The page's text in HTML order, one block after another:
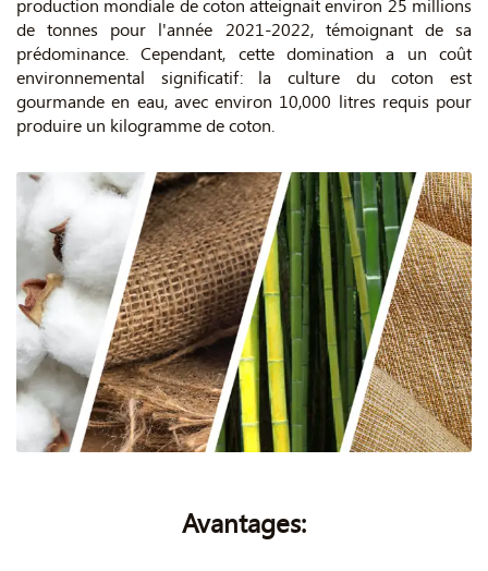
production mondiale de coton atteignait environ 25 millions
de tonnes pour l'année 2021-2022, témoignant de sa
prédominance. Cependant, cette domination a un coût
environnemental significatif: la culture du coton est
gourmande en eau, avec environ 10,000 litres requis pour
produire un kilogramme de coton.
Avantages: